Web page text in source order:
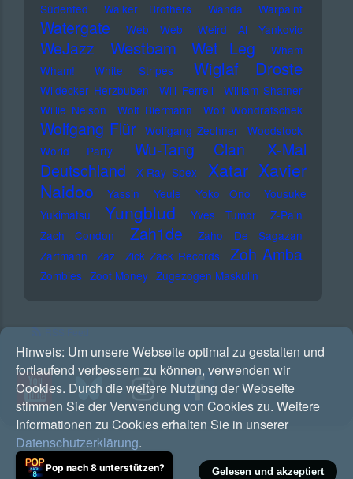
Südenfed
Walker Brothers Wanda Warpaint
Watergate Web Web Weird Al Yankovic
WeJazz Westbam Wet Leg
Wham
Wham!
White Stripes Wiglaf Droste
Wildecker Herzbuben Will Ferrell
William Shatner
Willie Nelson
Wolf Biermann Wolf Wondratschek
Wolfgang Flür Wolfgang Zechner
Woodstock
World Party
Wu-Tang Clan
X-Mal
Deutschland
X-Ray Spex Xatar Xavier
Naidoo
Yassin Yeule Yoko Ono
Yousuke
Yukimatsu
Yungblud Yves Tumor
Z-Pain
Zach Condon
Zah1de
Zaho De Sagazan
Zartmann
Zaz Zick Zack Records Zoh Amba
Zombies Zoot Money Zugezogen Maskulin
Hinweis: Um unsere Webseite optimal zu gestalten und
fortlaufend verbessern zu können, verwenden wir
Cookies. Durch die weitere Nutzung der Webseite
stimmen Sie der Verwendung von Cookies zu. Weitere
Informationen zu Cookies erhalten Sie in unserer
Datenschutzerklärung.
Gelesen und akzeptiert
Pop nach 8 unterstützen?